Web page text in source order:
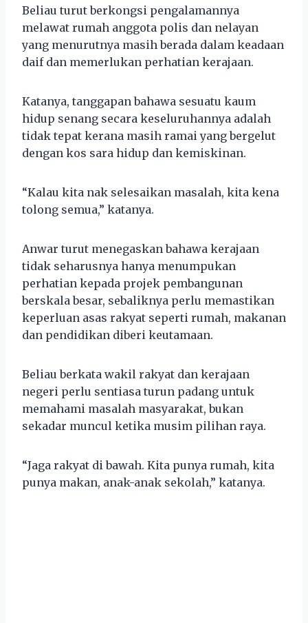
Beliau turut berkongsi pengalamannya
melawat rumah anggota polis dan nelayan
yang menurutnya masih berada dalam keadaan
daif dan memerlukan perhatian kerajaan.
Katanya, tanggapan bahawa sesuatu kaum
hidup senang secara keseluruhannya adalah
tidak tepat kerana masih ramai yang bergelut
dengan kos sara hidup dan kemiskinan.
“Kalau kita nak selesaikan masalah, kita kena
tolong semua,” katanya.
Anwar turut menegaskan bahawa kerajaan
tidak seharusnya hanya menumpukan
perhatian kepada projek pembangunan
berskala besar, sebaliknya perlu memastikan
keperluan asas rakyat seperti rumah, makanan
dan pendidikan diberi keutamaan.
Beliau berkata wakil rakyat dan kerajaan
negeri perlu sentiasa turun padang untuk
memahami masalah masyarakat, bukan
sekadar muncul ketika musim pilihan raya.
“Jaga rakyat di bawah. Kita punya rumah, kita
punya makan, anak-anak sekolah,” katanya.